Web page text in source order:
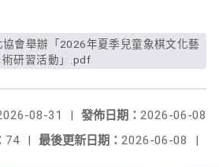
術研習活動」.pdf
發佈日期： 2026-06-08
08-31
|
最後更新日期： 2026-06-08 |
74 |